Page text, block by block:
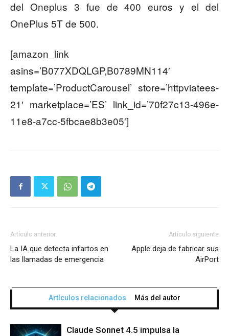
del Oneplus 3 fue de 400 euros y el del
OnePlus 5T de 500.
[amazon_link
asins=’B077XDQLGP,B0789MN114′
template=’ProductCarousel’ store=’httpviatees-
21′ marketplace=’ES’ link_id=’70f27c13-496e-
11e8-a7cc-5fbcae8b3e05′]
Artículo anterior
La IA que detecta infartos en
las llamadas de emergencia
Artículo siguiente
Apple deja de fabricar sus
AirPort
Artículos relacionados Más del autor
Claude Sonnet 4.5 impulsa la